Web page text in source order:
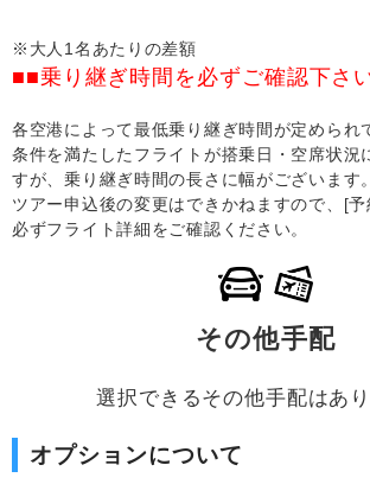
※大人1名あたりの差額
■■乗り継ぎ時間を必ずご確認下さ
各空港によって最低乗り継ぎ時間が定められ
条件を満たしたフライトが搭乗日・空席状況
すが、乗り継ぎ時間の長さに幅がございます。
ツアー申込後の変更はできかねますので、[
必ずフライト詳細をご確認ください。
その他手配
選択できるその他手配はあ
オプションについて